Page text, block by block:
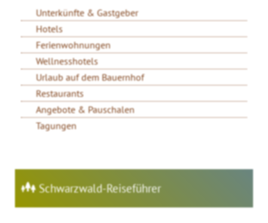
Unterkünfte & Gastgeber
Hotels
Ferienwohnungen
Wellnesshotels
Urlaub auf dem Bauernhof
Restaurants
Angebote & Pauschalen
Tagungen
Schwarzwald-Reiseführer